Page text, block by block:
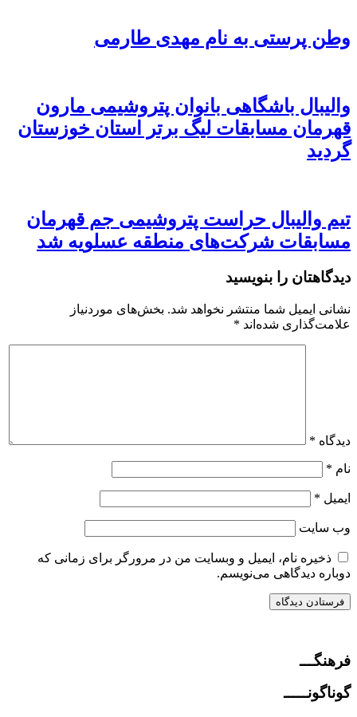
وطن پرستی به نام مهدی طارمی
والیبال باشگاهی بانوان پتروشیمی مارون
قهرمان مسابقات لیگ برتر استان خوزستان
گردید
تیم والیبال حراست پتروشیمی جم قهرمان
مسابقات شرکت‌های منطقه عسلویه شد
دیدگاهتان را بنویسید
نشانی ایمیل شما منتشر نخواهد شد. بخش‌های موردنیاز
علامت‌گذاری شده‌اند *
دیدگاه *
نام *
ایمیل *
وب‌ سایت
ذخیره نام، ایمیل و وبسایت من در مرورگر برای زمانی که
دوباره دیدگاهی می‌نویسم.
فرهنگـــ
گوناگونـــــ